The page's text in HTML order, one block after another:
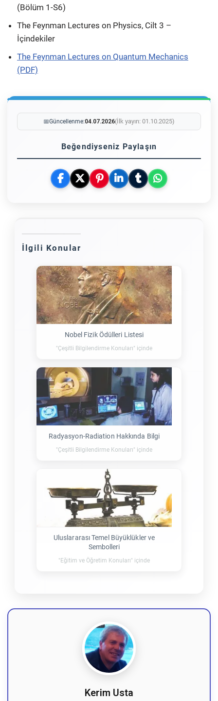
(Bölüm 1-S6)
The Feynman Lectures on Physics, Cilt 3 –
İçindekiler
The Feynman Lectures on Quantum Mechanics
(PDF)
📅Güncellenme:04.07.2026(İlk yayın: 01.10.2025)
Beğendiyseniz Paylaşın
İlgili Konular
Nobel Fizik Ödülleri Listesi
"Çeşitli Bilgilendirme Konuları" içinde
Radyasyon-Radiation Hakkında Bilgi
"Çeşitli Bilgilendirme Konuları" içinde
Uluslararası Temel Büyüklükler ve
Sembolleri
"Eğitim ve Öğretim Konuları" içinde
Kerim Usta